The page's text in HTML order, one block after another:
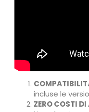
incluse le
ZERO COSTI